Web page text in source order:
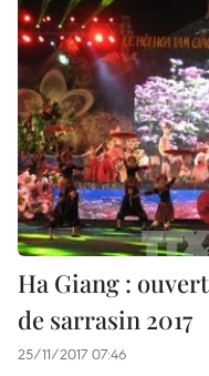
Ha Giang :
de sarrasin 2017
25/11/2017 07:46